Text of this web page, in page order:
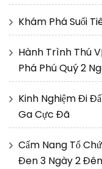
Khám Phá Suối
Hành Trình Thú
Phá Phú Quý 2
Kinh Nghiệm Đi
Ga Cực Đã
Cẩm Nang Tổ
Đen 3 Ngày 2